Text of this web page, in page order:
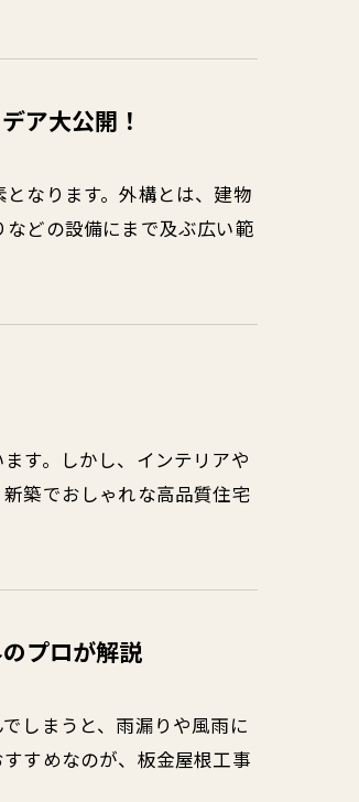
ア大公開！
なります。外構とは、建物
どの設備にまで及ぶ広い範
す。しかし、インテリアや
築でおしゃれな高品質住宅
プロが解説
しまうと、雨漏りや風雨に
すめなのが、板金屋根工事